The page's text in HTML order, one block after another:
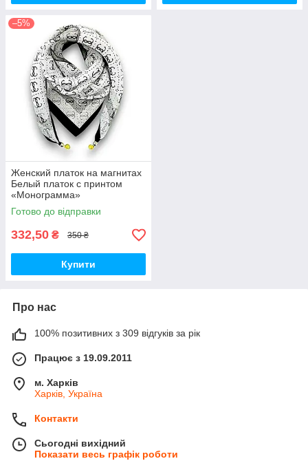
–5%
Женский платок на магнитах
Белый платок с принтом
«Монограмма»
Готово до відправки
332,50 ₴ 350 ₴
Купити
Про нас
100% позитивних з 309 відгуків за рік
Працює з 19.09.2011
м. Харків
Харків, Україна
Контакти
Сьогодні вихідний
Показати весь графік роботи